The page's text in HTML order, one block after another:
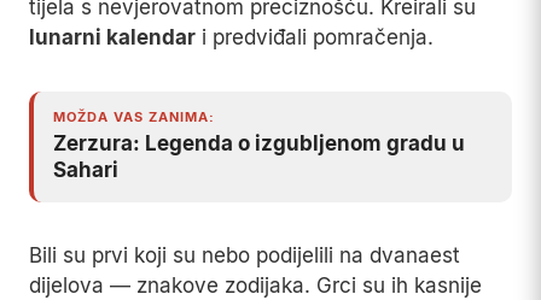
tijela s nevjerovatnom preciznošću. Kreirali su
lunarni kalendar i predviđali pomračenja.
MOŽDA VAS ZANIMA:
Zerzura: Legenda o izgubljenom gradu u
Sahari
Bili su prvi koji su nebo podijelili na dvanaest
dijelova — znakove zodijaka. Grci su ih kasnije